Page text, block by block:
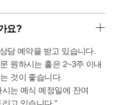
요?
담 예약을 받고 있습니다.
원하시는 홀은 2~3주 이내
것이 좋습니다.
는 예식 예정일에 잔여